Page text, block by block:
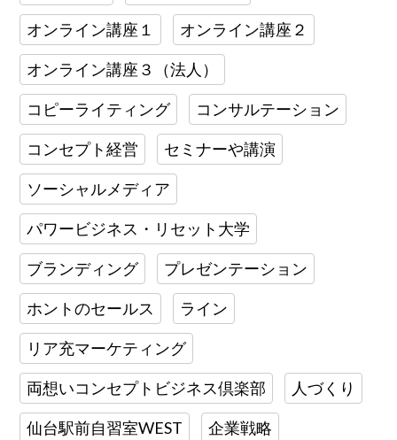
オンライン講座１ オンライン講座２
オンライン講座３（法人）
コピーライティング コンサルテーション
コンセプト経営 セミナーや講演
ソーシャルメディア
パワービジネス・リセット大学
ブランディング プレゼンテーション
ホントのセールス ライン
リア充マーケティング
両想いコンセプトビジネス倶楽部 人づくり
仙台駅前自習室WEST 企業戦略